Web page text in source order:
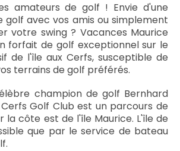
amateurs de golf ! Envie d'une
golf avec vos amis ou simplement
votre swing ? Vacances Maurice
forfait de golf exceptionnel sur le
de l'île aux Cerfs, susceptible de
terrains de golf préférés.
champion de golf Bernhard
Cerfs Golf Club est un parcours de
la côte est de l'île Maurice. L'île de
que par le service de bateau